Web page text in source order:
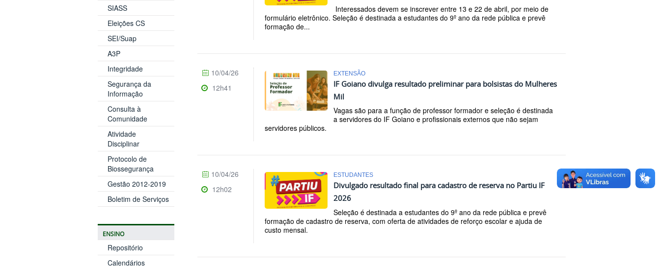
SIASS
Eleições CS
SEI/Suap
A3P
Integridade
Segurança da
Informação
Consulta à
Comunidade
Atividade
Disciplinar
Protocolo de
Biossegurança
Gestão 2012-2019
Boletim de Serviços
ENSINO
Repositório
Calendários
Interessados devem se inscrever entre 13 e 22 de abril, por meio de
formulário eletrônico. Seleção é destinada a estudantes do 9º ano da rede pública e prevê
formação de...
EXTENSÃO
IF Goiano divulga resultado preliminar para bolsistas do Mulheres
Mil
Vagas são para a função de professor formador e seleção é destinada
a servidores do IF Goiano e profissionais externos que não sejam
servidores públicos.
10/04/26
12h41
ESTUDANTES
Divulgado resultado final para cadastro de reserva no Partiu IF
2026
Seleção é destinada a estudantes do 9º ano da rede pública e prevê
formação de cadastro de reserva, com oferta de atividades de reforço escolar e ajuda de
custo mensal.
10/04/26
12h02